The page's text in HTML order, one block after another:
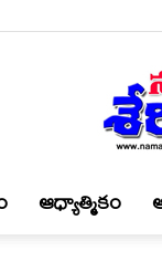
ఆధ్యాత్మికం